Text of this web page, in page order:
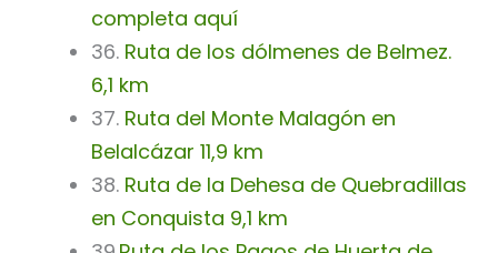
completa aquí
36. Ruta de los dólmenes de Belmez.
6,1 km
37. Ruta del Monte Malagón en
Belalcázar 11,9 km
38. Ruta de la Dehesa de Quebradillas
en Conquista 9,1 km